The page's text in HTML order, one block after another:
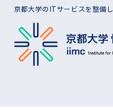
メインコンテンツに移動
京都大学のITサービスを整備